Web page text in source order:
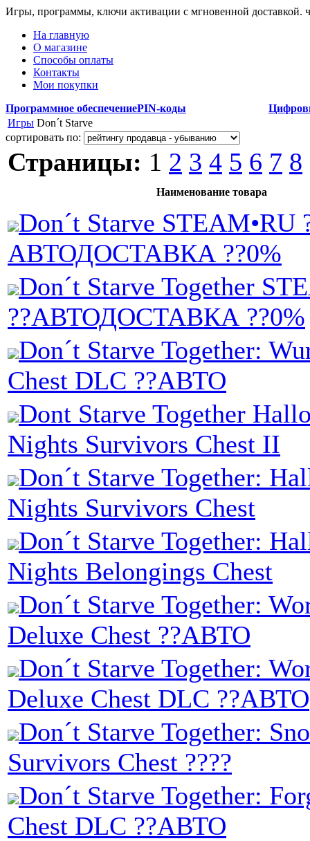
Игры, программы, ключи активации с мгновенной доставкой.
На главную
О магазине
Способы оплаты
Контакты
Мои покупки
Программное обеспечениеPIN-коды
Игры Don´t Starve
сортировать по:
Страницы: 1 2 3 4 5 6 7 8
Наименование товара
Don´t Starve STEAM•RU
АВТОДОСТАВКА ??0%
Don´t Starve Together
??АВТОДОСТАВКА ??0%
Don´t Starve Together:
Chest DLC ??АВТО
Dont Starve Together
Nights Survivors Chest II
Don´t Starve Together:
Nights Survivors Chest
Don´t Starve Together:
Nights Belongings Chest
Don´t Starve Together:
Deluxe Chest ??АВТО
Don´t Starve Together:
Deluxe Chest DLC ??АВТО
Don´t Starve Together:
Survivors Chest ????
Don´t Starve Together:
Chest DLC ??АВТО